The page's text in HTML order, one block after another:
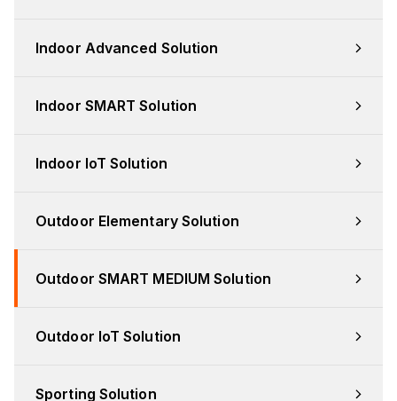
Indoor Advanced Solution
Indoor SMART Solution
Indoor IoT Solution
Outdoor Elementary Solution
Outdoor SMART MEDIUM Solution
Outdoor IoT Solution
Sporting Solution